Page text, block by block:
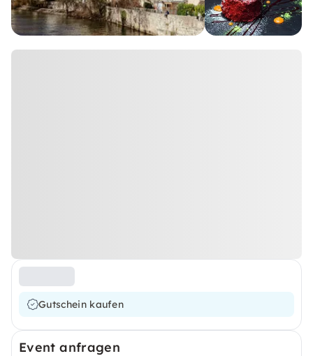
Gutschein kaufen
Event anfragen